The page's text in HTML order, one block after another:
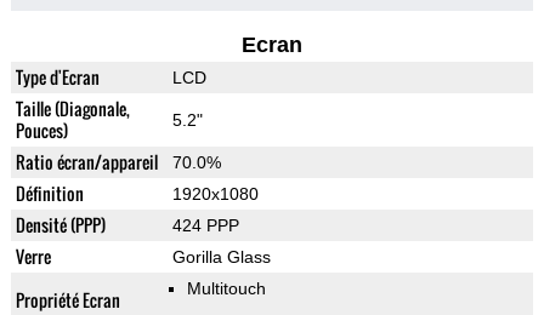
Ecran
Type d'Ecran LCD
Taille (Diagonale,
Pouces)
5.2"
Ratio écran/appareil 70.0%
Définition 1920x1080
Densité (PPP) 424 PPP
Verre Gorilla Glass
Propriété Ecran Multitouch